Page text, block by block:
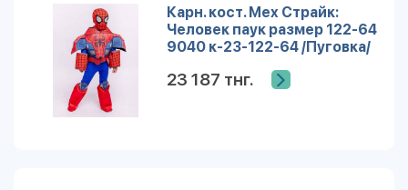
Карн. кост. Мех Страйк:
Человек паук размер 122-64
9040 к-23-122-64 /Пуговка/
23 187 тнг.